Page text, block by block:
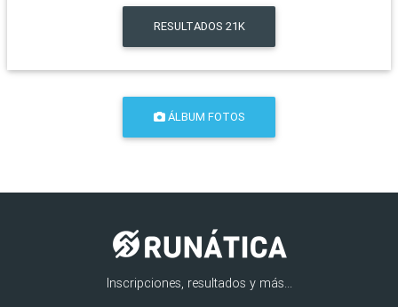
RESULTADOS 21K
ÁLBUM FOTOS
Inscripciones, resultados y más...